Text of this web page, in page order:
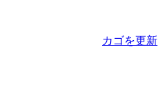
カゴを更新